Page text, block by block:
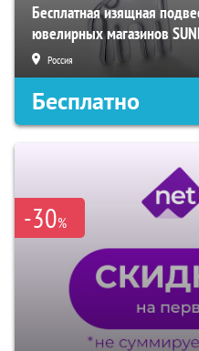
Бесплатная изящная
ювелирных магазинов
Россия
Бесплатно
-30%